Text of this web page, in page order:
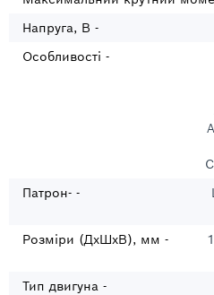
Напруга, В -
Особливості -
Патрон- -
Розміри (ДхШхВ), мм -
Тип двигуна -